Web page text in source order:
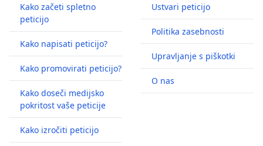
Kako začeti spletno
peticijo
Kako napisati peticijo?
Kako promovirati peticijo?
Kako doseči medijsko
pokritost vaše peticije
Kako izročiti peticijo
Ustvari peticijo
Politika zasebnosti
Upravljanje s piškotki
O nas